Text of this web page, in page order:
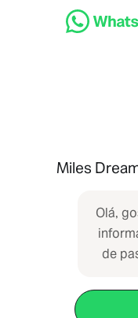
Miles
Olá,
de